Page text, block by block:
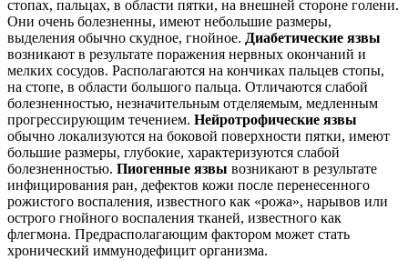
стопах, пальцах, в области пятки, на внешней стороне голени.
Они очень болезненны, имеют небольшие размеры,
выделения обычно скудное, гнойное. Диабетические язвы
возникают в результате поражения нервных окончаний и
мелких сосудов. Располагаются на кончиках пальцев стопы,
на стопе, в области большого пальца. Отличаются слабой
болезненностью, незначительным отделяемым, медленным
прогрессирующим течением. Нейротрофические язвы
обычно локализуются на боковой поверхности пятки, имеют
большие размеры, глубокие, характеризуются слабой
болезненностью. Пиогенные язвы возникают в результате
инфицирования ран, дефектов кожи после перенесенного
рожистого воспаления, известного как «рожа», нарывов или
острого гнойного воспаления тканей, известного как
флегмона. Предрасполагающим фактором может стать
хронический иммунодефицит организма.